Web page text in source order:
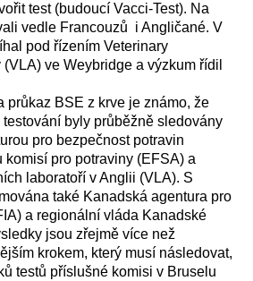
test (budoucí Vacci-Test). Na
vedle Francouzů i Angličané. V
pod řízením Veterinary
ve Weybridge a výzkum řídil
průkaz BSE z krve je známo, že
byly průběžně sledovány
pro bezpečnost potravin
komisí pro potraviny (EFSA) a
laboratoří v Anglii (VLA). S
také Kanadská agentura pro
a regionální vláda Kanadské
jsou zřejmě více než
krokem, který musí následovat,
testů příslušné komisi v Bruselu